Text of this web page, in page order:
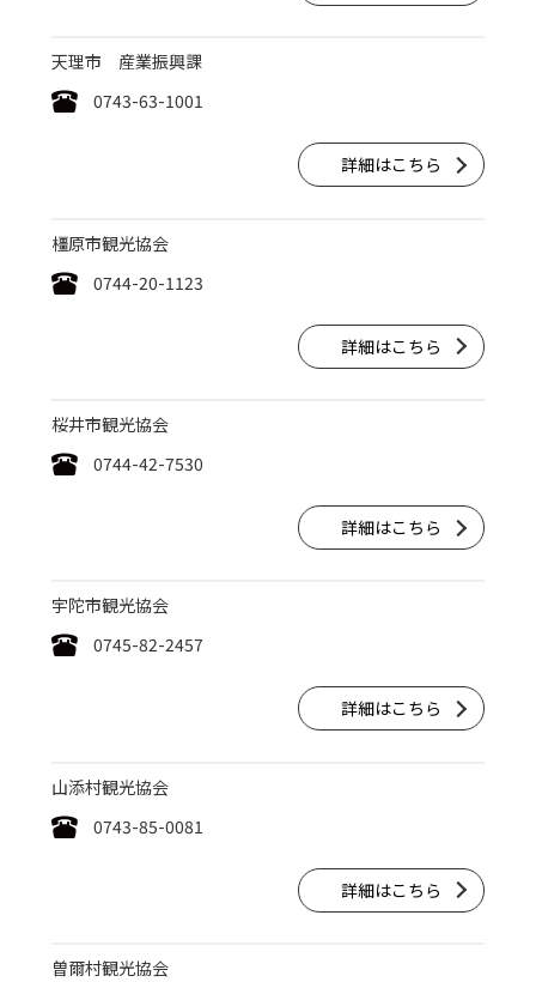
天理市 産業振興課
0743-63-1001
詳細はこちら
橿原市観光協会
0744-20-1123
詳細はこちら
桜井市観光協会
0744-42-7530
詳細はこちら
宇陀市観光協会
0745-82-2457
詳細はこちら
山添村観光協会
0743-85-0081
詳細はこちら
曽爾村観光協会